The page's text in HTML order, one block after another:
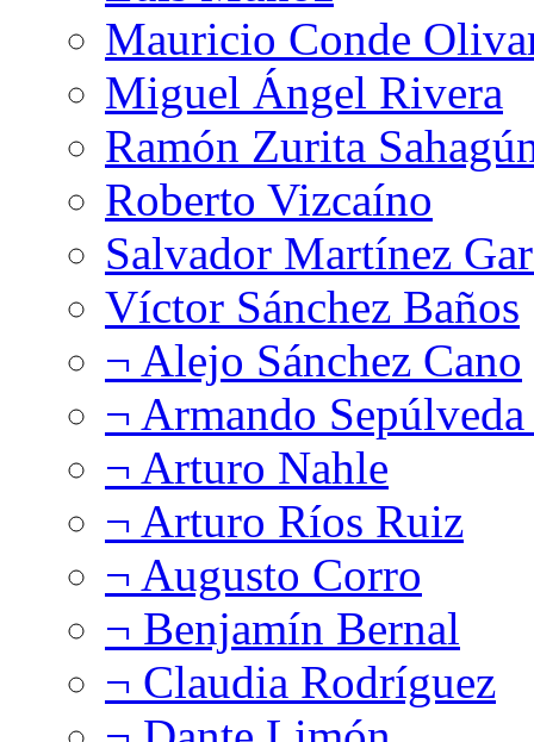
Mauricio Conde
Miguel Ángel Rivera
Ramón Zurita
Roberto Vizcaíno
Salvador Martínez
Víctor Sánchez Baños
¬ Alejo Sánchez Cano
¬ Armando
¬ Arturo Nahle
¬ Arturo Ríos Ruiz
¬ Augusto Corro
¬ Benjamín Bernal
¬ Claudia Rodríguez